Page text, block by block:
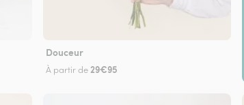
Douceur
À partir de 29€95